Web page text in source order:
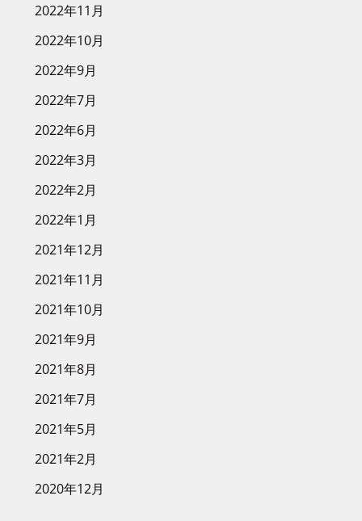
2022年11月
2022年10月
2022年9月
2022年7月
2022年6月
2022年3月
2022年2月
2022年1月
2021年12月
2021年11月
2021年10月
2021年9月
2021年8月
2021年7月
2021年5月
2021年2月
2020年12月